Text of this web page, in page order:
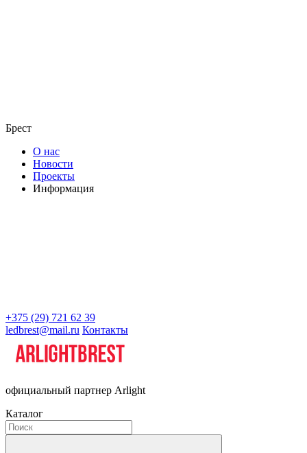
Брест
О нас
Новости
Проекты
Информация
+375 (29) 721 62 39
ledbrest@mail.ru Контакты
официальный партнер Arlight
Каталог